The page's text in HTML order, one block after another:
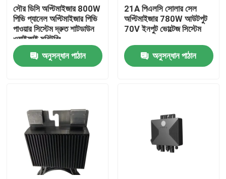
কারখানা পরিদর্শন
গুণমান নিয়ন্ত্রণ
খবর
একটি উদ্ধৃতি অনুরোধ করুন
VFD পরিবর্তনশীল ফ্রিকোয়েন্সি ড্রাইভ
সৌর ডিসি অপ্টিমাইজার 800W
পিভি প্যানেল অপ্টিমাইজার পিভি
পাওয়ার সিস্টেম দ্রুত শাটডাউন
ওয়াইফাই মনিটরিং
অনুসন্ধান পাঠান
21A পিএলসি সোলার সেল
অপ্টিমাইজার 780W আউটপুট
70V ইনপুট ভোল্টেজ সিস্টেম
অনুসন্ধান পাঠান